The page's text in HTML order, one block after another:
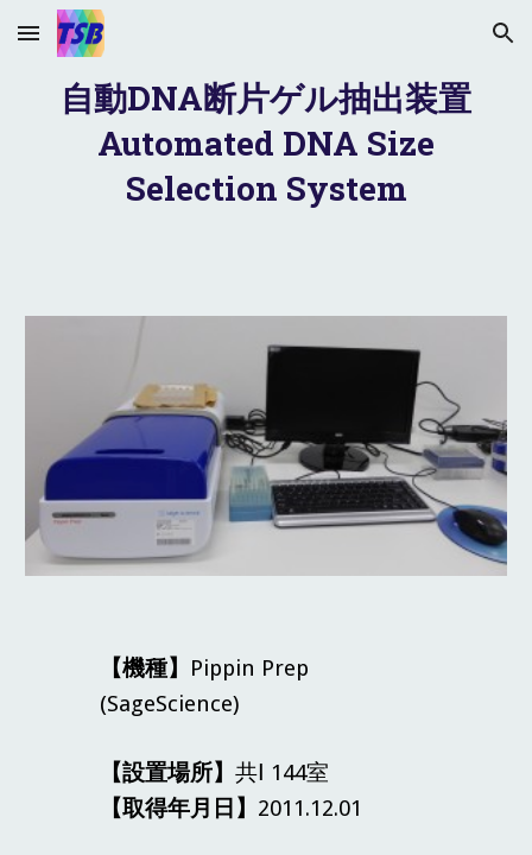
Skip to main content Skip to navigation
自動DNA断片ゲル抽出装置
Automated DNA Size
Selection System
【機種】 Pippin Prep
(SageScience)
【設置場所】共Ⅰ 144室
【取得年月日】 2011.12.01